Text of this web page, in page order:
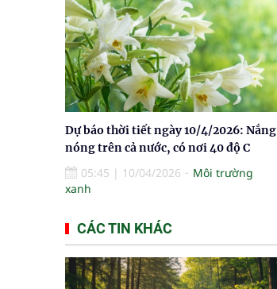
Dự báo thời tiết ngày 10/4/2026: Nắng
nóng trên cả nước, có nơi 40 độ C
05:45 | 10/04/2026
Môi trường
xanh
CÁC TIN KHÁC